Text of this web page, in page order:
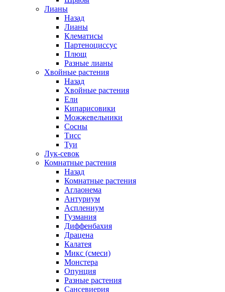
Лианы
Назад
Лианы
Клематисы
Партеноциссус
Плющ
Разные лианы
Хвойные растения
Назад
Хвойные растения
Ели
Кипарисовики
Можжевельники
Сосны
Тисс
Туи
Лук-севок
Комнатные растения
Назад
Комнатные растения
Аглаонема
Антуриум
Асплениум
Гузмания
Диффенбахия
Драцена
Калатея
Микс (смеси)
Монстера
Опунция
Разные растения
Сансевиерия